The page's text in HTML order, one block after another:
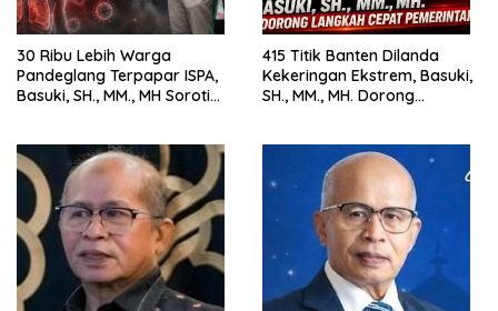
30 Ribu Lebih Warga
Pandeglang Terpapar ISPA,
Basuki, SH., MM., MH Soroti
415 Titik Banten Dilanda
Kekeringan Ekstrem, Basuki,
SH., MM., MH. Dorong